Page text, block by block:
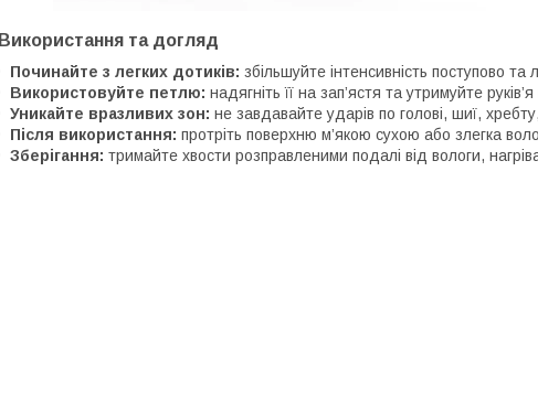
Використання та догляд
Починайте з легких дотиків: збільшуйте інтенсивність поступово
Використовуйте петлю: надягніть її на зап’ястя та утримуйте
Уникайте вразливих зон: не завдавайте ударів по голові, шиї,
Після використання: протріть поверхню м’якою сухою або злегка
Зберігання: тримайте хвости розправленими подалі від вологи,